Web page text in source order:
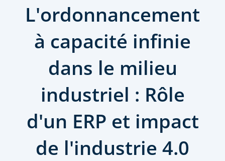
L'ordonnancement
à capacité infinie
dans le milieu
industriel : Rôle
d'un ERP et impact
de l'industrie 4.0